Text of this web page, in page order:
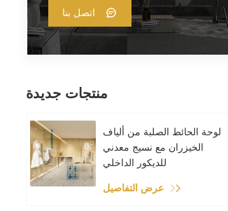
منتجات جديدة
لوحة الحائط الصلبة من ألياف
الخيزران مع نسيج معدني
للديكور الداخلي
عرض التفاصيل